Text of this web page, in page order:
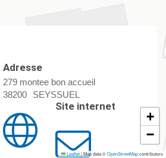
+
−
Leaflet|Map data ©OpenStreetMapcontributors
Adresse
279 montee bon accueil
38200
SEYSSUEL
Site internet